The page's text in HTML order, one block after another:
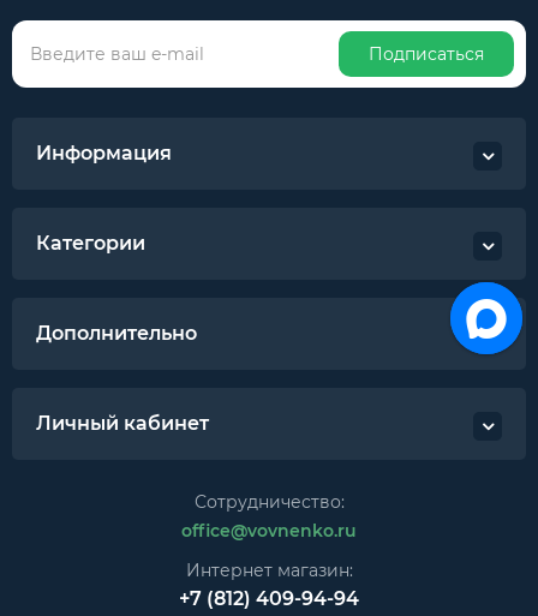
Подписаться
Информация
Категории
Дополнительно
Личный кабинет
Сотрудничество:
office@vovnenko.ru
Интернет магазин:
+7 (812) 409-94-94